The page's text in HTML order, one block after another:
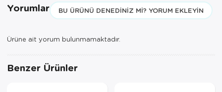
Yorumlar BU ÜRÜNÜ DENEDINIZ MI? YORUM EKLEYIN
Ürüne ait yorum bulunmamaktadır.
Benzer Ürünler